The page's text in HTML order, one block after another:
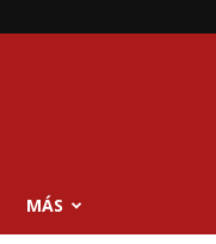
MÁS